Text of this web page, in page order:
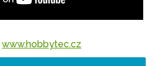
www.hobbytec.cz